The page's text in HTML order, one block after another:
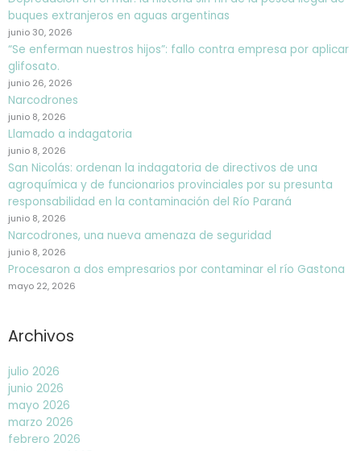
buques extranjeros en aguas argentinas
junio 30, 2026
“Se enferman nuestros hijos”: fallo contra empresa por aplicar
glifosato.
junio 26, 2026
Narcodrones
junio 8, 2026
Llamado a indagatoria
junio 8, 2026
San Nicolás: ordenan la indagatoria de directivos de una
agroquímica y de funcionarios provinciales por su presunta
responsabilidad en la contaminación del Río Paraná
junio 8, 2026
Narcodrones, una nueva amenaza de seguridad
junio 8, 2026
Procesaron a dos empresarios por contaminar el río Gastona
mayo 22, 2026
Archivos
julio 2026
junio 2026
mayo 2026
marzo 2026
febrero 2026